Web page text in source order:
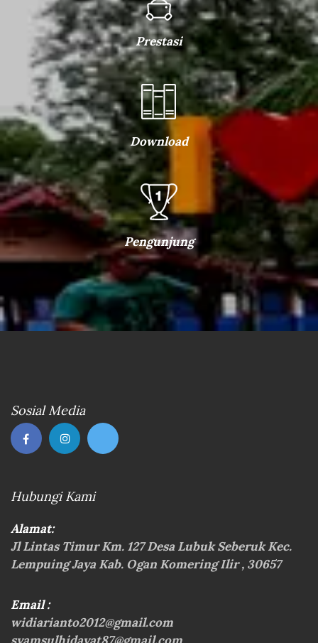
Prestasi
Download
Pengunjung
Sosial Media
Hubungi Kami
Alamat:
Jl Lintas Timur Km. 127 Desa Lubuk Seberuk Kec.
Lempuing Jaya Kab. Ogan Komering Ilir , 30657
Email :
widiarianto2012@gmail.com